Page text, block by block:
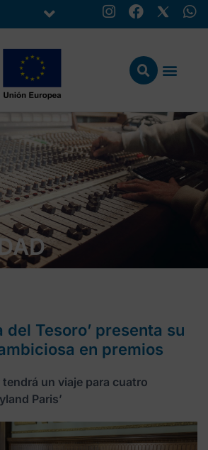
del Tesoro’ presenta su
en premios
un viaje para cuatro
Paris’